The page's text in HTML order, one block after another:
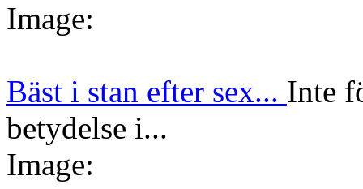
Image:
Bäst i stan efter sex... Inte
betydelse i...
Image: